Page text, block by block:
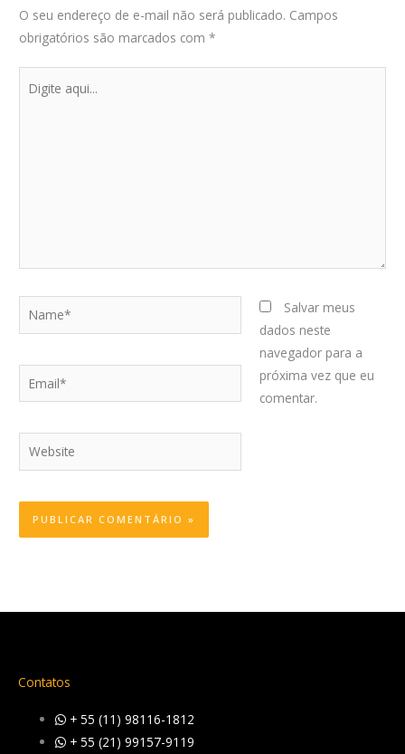
O seu endereço de e-mail não será publicado. Campos
obrigatórios são marcados com*
aqui...
Name*
Website
Salvar meus
dados neste
navegador para a
próxima vez que eu
comentar.
Contatos
+ 55 (11) 98116-1812
+ 55 (21) 99157-9119